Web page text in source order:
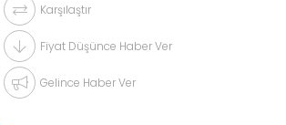
Karşılaştır
Fiyat Düşünce Haber Ver
Gelince Haber Ver